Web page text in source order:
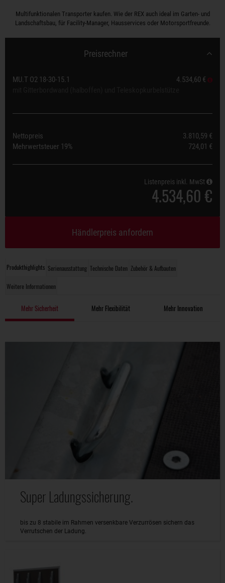
Multifunktionalen Transporter kaufen. Wie der REX auch ideal im Garten- und
Landschaftsbau, für Facility-Manager, Hausservices oder Motorsportfreunde.
Produkthighlights Serienausstattung Technische Daten Zubehör & Aufbauten
Weitere Informationen
Mehr Sicherheit Mehr Flexibilität Mehr Innovation
Super Ladungssicherung.
bis zu 8 stabile im Rahmen versenkbare Verzurrösen sichern das
Verrutschen der Ladung.
Preisrechner
MU.T O2 18-30-15.1
4.534,60 €
Nettopreis
3.810,59 €
Mehrwertsteuer 19% 724,01 €
Listenpreis inkl. MwSt
4.534,60 €
Händlerpreis anfordern